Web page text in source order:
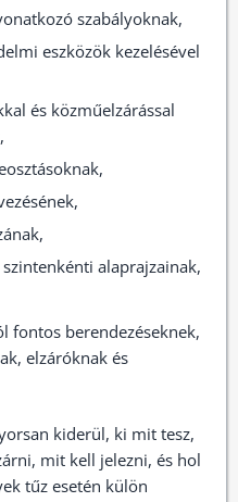
szabályoknak,
eszközök kezelésével
és közműelzárással
alaprajzainak,
fontos berendezéseknek,
elzáróknak és
kiderül, ki mit tesz,
mit kell jelezni, és hol
tűz esetén külön